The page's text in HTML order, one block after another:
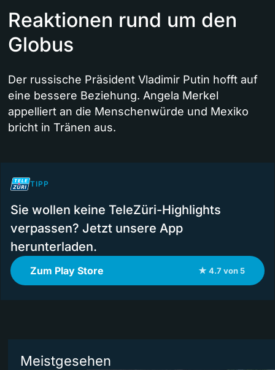
Reaktionen rund um den
Globus
Der russische Präsident Vladimir Putin hofft auf
eine bessere Beziehung. Angela Merkel
appelliert an die Menschenwürde und Mexiko
bricht in Tränen aus.
TIPP
Sie wollen keine TeleZüri-Highlights
verpassen? Jetzt unsere App
herunterladen.
Zum Play Store ★ 4.7 von 5
Meistgesehen